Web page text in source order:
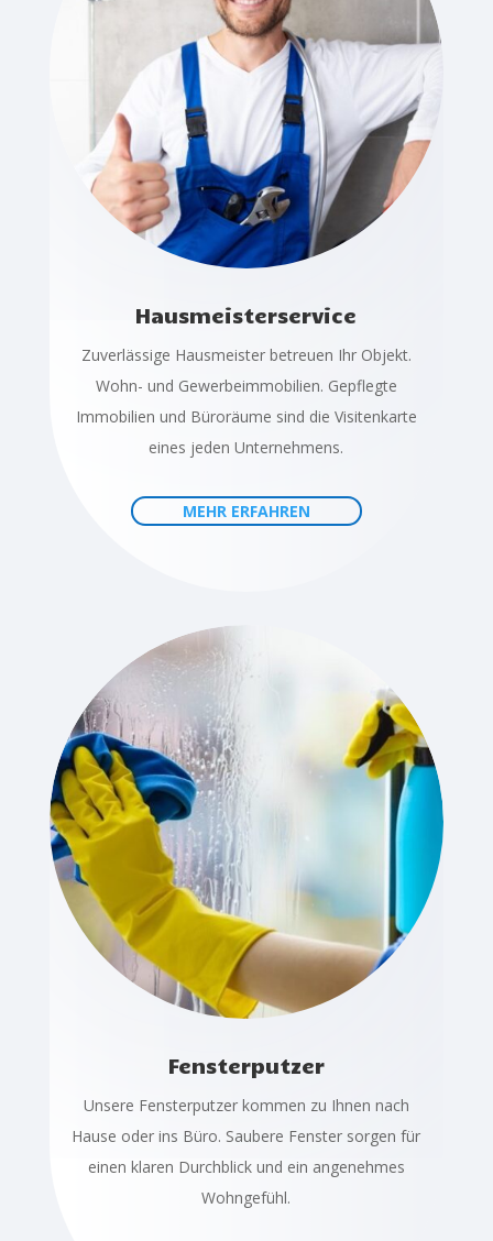
Hausmeisterservice
Zuverlässige Hausmeister betreuen Ihr Objekt.
Wohn- und Gewerbeimmobilien. Gepflegte
Immobilien und Büroräume sind die Visitenkarte
eines jeden Unternehmens.
MEHR ERFAHREN
Fensterputzer
Unsere Fensterputzer kommen zu Ihnen nach
Hause oder ins Büro. Saubere Fenster sorgen für
einen klaren Durchblick und ein angenehmes
Wohngefühl.